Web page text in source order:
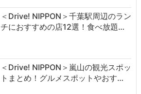
＜Drive! NIPPON＞千葉駅周辺のラン
チにおすすめの店12選！食べ放題…
＜Drive! NIPPON＞嵐山の観光スポッ
トまとめ！グルメスポットやおす…